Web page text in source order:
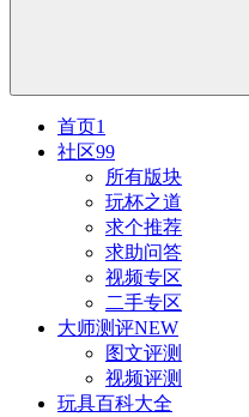
首页1
社区99
所有版块
玩杯之道
求个推荐
求助问答
视频专区
二手专区
大师测评NEW
图文评测
视频评测
玩具百科大全